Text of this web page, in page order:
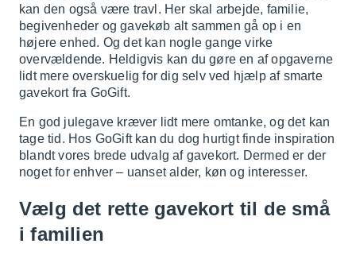
kan den også være travl. Her skal arbejde, familie,
begivenheder og gavekøb alt sammen gå op i en
højere enhed. Og det kan nogle gange virke
overvældende. Heldigvis kan du gøre en af opgaverne
lidt mere overskuelig for dig selv ved hjælp af smarte
gavekort fra GoGift.
En god julegave kræver lidt mere omtanke, og det kan
tage tid. Hos GoGift kan du dog hurtigt finde inspiration
blandt vores brede udvalg af gavekort. Dermed er der
noget for enhver – uanset alder, køn og interesser.
Vælg det rette gavekort til de små
i familien